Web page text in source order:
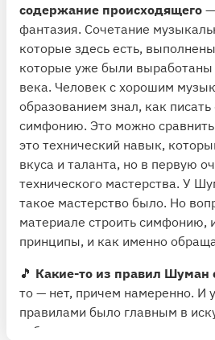
содержание происходящего
фантазия. Сочетание
которые здесь есть,
которые уже были
века. Человек с хорошим
образованием знал, как писать
симфонию. Это можно
это технический навык,
вкуса и таланта, но в первую
технического мастерства. У
такое мастерство было. Но
материале строить симфонию,
принципы, и как именно
🎵 Какие-то из правил Шуман
то — нет, причем намеренно. И
правилами было главным в
соблюсти пропорцию, что-то